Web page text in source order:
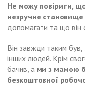
Не можу повірити,
незручне становище
допомагати та що він
Він завжди таким був,
інших людей. Крім
бачив, а ми з мамою
безкоштовної